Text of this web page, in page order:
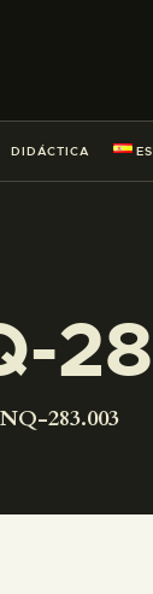
DIDÁCTICA
283.003